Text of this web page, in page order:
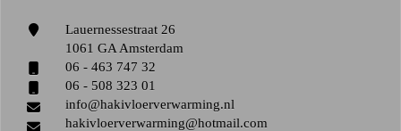
Lauernessestraat 26
1061 GA Amsterdam
06 - 463 747 32
06 - 508 323 01
info@hakivloerverwarming.nl
hakivloerverwarming@hotmail.com